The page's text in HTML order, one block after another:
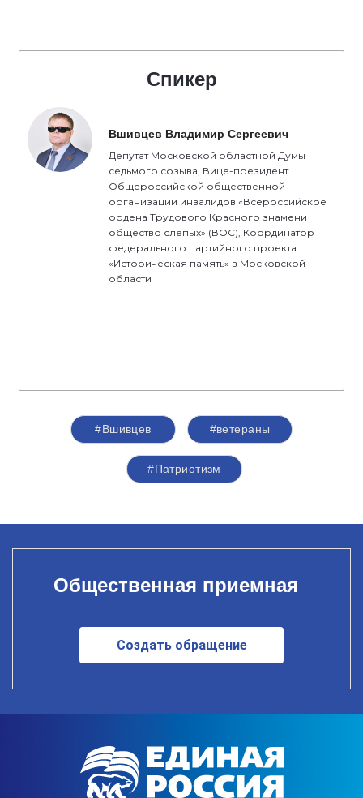
Спикер
Вшивцев Владимир Сергеевич
Депутат Московской областной Думы
седьмого созыва, Вице-президент
Общероссийской общественной
организации инвалидов «Всероссийское
ордена Трудового Красного знамени
общество слепых» (ВОС), Координатор
федерального партийного проекта
«Историческая память» в Московской
области
#Вшивцев #ветераны
#Патриотизм
Общественная приемная
Создать обращение